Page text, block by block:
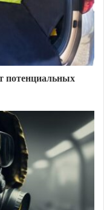
потенциальных